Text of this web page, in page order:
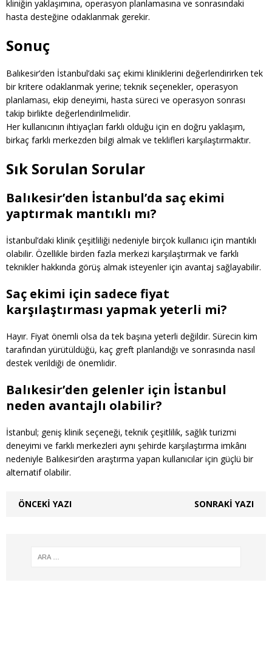
kliniğin yaklaşımına, operasyon planlamasına ve sonrasındaki
hasta desteğine odaklanmak gerekir.
Sonuç
Balıkesir’den İstanbul’daki saç ekimi kliniklerini değerlendirirken tek
bir kritere odaklanmak yerine; teknik seçenekler, operasyon
planlaması, ekip deneyimi, hasta süreci ve operasyon sonrası
takip birlikte değerlendirilmelidir.
Her kullanıcının ihtiyaçları farklı olduğu için en doğru yaklaşım,
birkaç farklı merkezden bilgi almak ve teklifleri karşılaştırmaktır.
Sık Sorulan Sorular
Balıkesir’den İstanbul’da saç ekimi
yaptırmak mantıklı mı?
İstanbul’daki klinik çeşitliliği nedeniyle birçok kullanıcı için mantıklı
olabilir. Özellikle birden fazla merkezi karşılaştırmak ve farklı
teknikler hakkında görüş almak isteyenler için avantaj sağlayabilir.
Saç ekimi için sadece fiyat
karşılaştırması yapmak yeterli mi?
Hayır. Fiyat önemli olsa da tek başına yeterli değildir. Sürecin kim
tarafından yürütüldüğü, kaç greft planlandığı ve sonrasında nasıl
destek verildiği de önemlidir.
Balıkesir’den gelenler için İstanbul
neden avantajlı olabilir?
İstanbul; geniş klinik seçeneği, teknik çeşitlilik, sağlık turizmi
deneyimi ve farklı merkezleri aynı şehirde karşılaştırma imkânı
nedeniyle Balıkesir’den araştırma yapan kullanıcılar için güçlü bir
alternatif olabilir.
ÖNCEKI YAZI SONRAKI YAZI